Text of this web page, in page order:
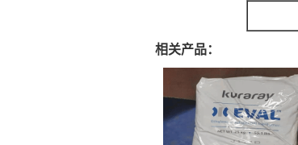
相关产品：